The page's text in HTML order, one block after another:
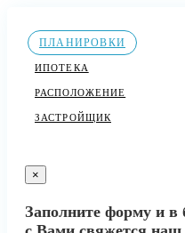
ПЛАНИРОВКИ
ИПОТЕКА
РАСПОЛОЖЕНИЕ
ЗАСТРОЙЩИК
×
Заполните форму и